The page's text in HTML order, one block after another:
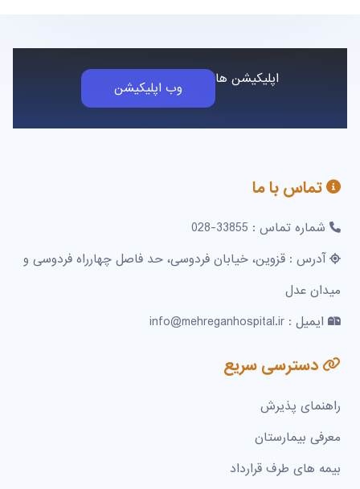
اپلیکیشن ها وب اپلیکیشن
تماس با ما
شماره تماس : 33855-028
آدرس : قزوین، خیابان فردوسی، حد فاصل چهارراه فردوسی و
میدان عدل
ایمیل : info@mehreganhospital.ir
دسترسی سریع
راهنمای پذیرش
معرفی بیمارستان
بیمه های طرف قرارداد